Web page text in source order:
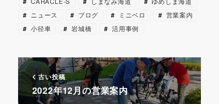
b
o
k
st a
p
s
k
a
d
ニュース
ブログ ミニベロ
営業案内
小径車
岩城橋 活用事例
古い投稿
2022年12月の営業案内